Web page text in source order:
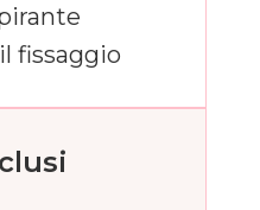
fissaggio